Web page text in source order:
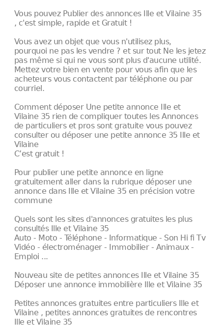
Vous pouvez Publier des annonces Ille et Vilaine 35
, c'est simple, rapide et Gratuit !
Vous avez un objet que vous n'utilisez plus,
pourquoi ne pas les vendre ? et sur tout Ne les jetez
pas même si qui ne vous sont plus d'aucune utilité.
Mettez votre bien en vente pour vous afin que les
acheteurs vous contactent par téléphone ou par
courriel.
Comment déposer Une petite annonce Ille et
Vilaine 35 rien de compliquer toutes les Annonces
de particuliers et pros sont gratuite vous pouvez
consulter ou déposer une petite annonce 35 Ille et
Vilaine
C’est gratuit !
Pour publier une petite annonce en ligne
gratuitement aller dans la rubrique déposer une
annonce dans Ille et Vilaine 35 en précision votre
commune
Quels sont les sites d'annonces gratuites les plus
consultés Ille et Vilaine 35
Auto - Moto - Téléphone - Informatique - Son Hi fi Tv
Vidéo - électroménager - Immobilier - Animaux -
Emploi ...
Nouveau site de petites annonces Ille et Vilaine 35
Déposer une annonce immobilière Ille et Vilaine 35
Petites annonces gratuites entre particuliers Ille et
Vilaine , petites annonces gratuites de rencontres
Ille et Vilaine 35